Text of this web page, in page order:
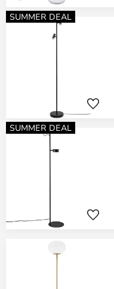
SUMMER DEAL
SUMMER DEAL